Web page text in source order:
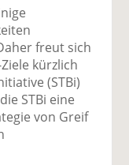
a
uf
F
ac
e
b
o
wi
tt
er
n
uf
Li
n
k
e
di
er
E
m
ai
l
v
ru
ck
freut sich
kürzlich
(STBi)
STBi eine
von Greif